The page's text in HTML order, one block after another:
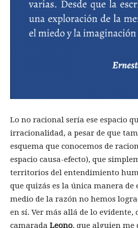
Lo no racional sería ese espacio
irracionalidad, a pesar de que
esquema que conocemos de
espacio causa-efecto), que
territorios del entendimiento
que quizás es la única manera de
medio de la razón no hemos
en sí. Ver más allá de lo evidente,
camarada Leono, que alguien me